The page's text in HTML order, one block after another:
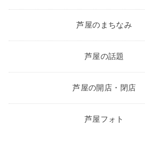
芦屋のまちなみ
芦屋の話題
芦屋の開店・閉店
芦屋フォト